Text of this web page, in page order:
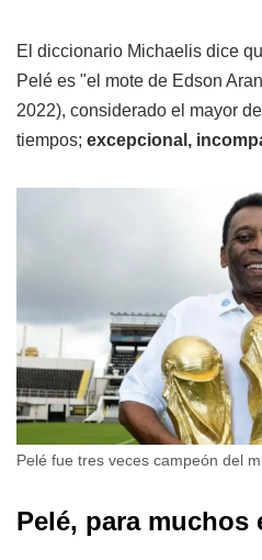
El diccionario Michaelis dice
Pelé es "el mote de Edson
2022), considerado el mayor
tiempos; excepcional,
Pelé fue tres veces campeón del
Pelé, para muchos